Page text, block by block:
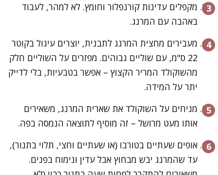
מקפלים עדינות קורנפלור וחומץ. לא למהר, לעבוד
באהבה עם המרנג.
מעבירים מחצית המרנג לתבנית, יוצרים עיגול בקוטר
22 ס"מ, עם שוליים גבוהים. מפזרים על השוליים חלק
מהשוקולד המריר הקצוץ – אפשר בטבעיות, בלי לדייק
יתר על המידה.
מניחים על השוקולד את שארית המרנג, משאירים
אותו מעט מרושל – זה מוסיף לתוצאה הנמסה בפה.
אופים שעתיים בטורבו (או שעתיים וחצי, תלוי בתנור),
עד שהמרנג יבש מבחוץ אבל עדין ונימוח בפנים.